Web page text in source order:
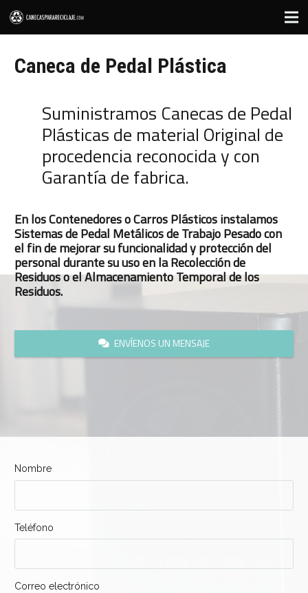
Caneca de Pedal Plástica
Suministramos Canecas de Pedal
Plásticas de material Original de
procedencia reconocida y con
Garantía de fabrica.
En los Contenedores o Carros Plásticos instalamos
Sistemas de Pedal Metálicos de Trabajo Pesado con
el fin de mejorar su funcionalidad y protección del
personal durante su uso en la Recolección de
Residuos o el Almacenamiento Temporal de los
Residuos.
ENVÍENOS UN MENSAJE
Nombre
Teléfono
Correo electrónico